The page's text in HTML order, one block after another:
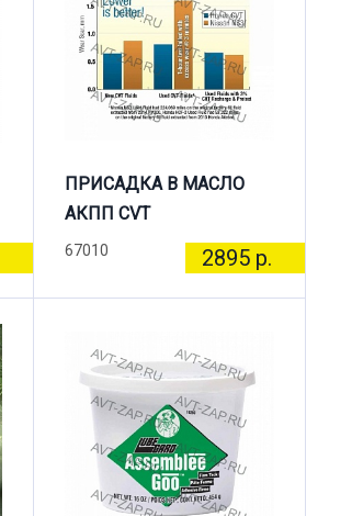
ПРИСАДКА В МАСЛО
АКПП CVT
67010 2895 р.